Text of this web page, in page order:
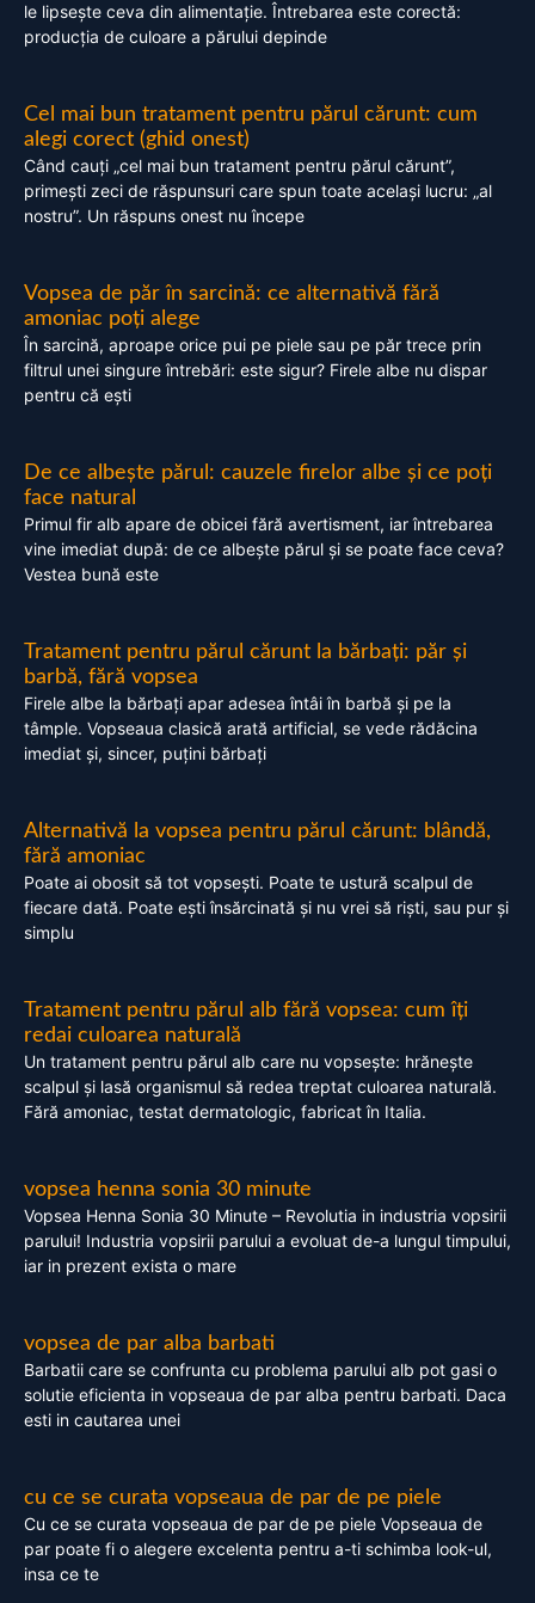
le lipsește ceva din alimentație. Întrebarea este corectă:
producția de culoare a părului depinde
Cel mai bun tratament pentru părul cărunt: cum
alegi corect (ghid onest)
Când cauți „cel mai bun tratament pentru părul cărunt”,
primești zeci de răspunsuri care spun toate același lucru: „al
nostru”. Un răspuns onest nu începe
Vopsea de păr în sarcină: ce alternativă fără
amoniac poți alege
În sarcină, aproape orice pui pe piele sau pe păr trece prin
filtrul unei singure întrebări: este sigur? Firele albe nu dispar
pentru că ești
De ce albește părul: cauzele firelor albe și ce poți
face natural
Primul fir alb apare de obicei fără avertisment, iar întrebarea
vine imediat după: de ce albește părul și se poate face ceva?
Vestea bună este
Tratament pentru părul cărunt la bărbați: păr și
barbă, fără vopsea
Firele albe la bărbați apar adesea întâi în barbă și pe la
tâmple. Vopseaua clasică arată artificial, se vede rădăcina
imediat și, sincer, puțini bărbați
Alternativă la vopsea pentru părul cărunt: blândă,
fără amoniac
Poate ai obosit să tot vopsești. Poate te ustură scalpul de
fiecare dată. Poate ești însărcinată și nu vrei să riști, sau pur și
simplu
Tratament pentru părul alb fără vopsea: cum îți
redai culoarea naturală
Un tratament pentru părul alb care nu vopsește: hrănește
scalpul și lasă organismul să redea treptat culoarea naturală.
Fără amoniac, testat dermatologic, fabricat în Italia.
vopsea henna sonia 30 minute
Vopsea Henna Sonia 30 Minute – Revolutia in industria vopsirii
parului! Industria vopsirii parului a evoluat de-a lungul timpului,
iar in prezent exista o mare
vopsea de par alba barbati
Barbatii care se confrunta cu problema parului alb pot gasi o
solutie eficienta in vopseaua de par alba pentru barbati. Daca
esti in cautarea unei
cu ce se curata vopseaua de par de pe piele
Cu ce se curata vopseaua de par de pe piele Vopseaua de
par poate fi o alegere excelenta pentru a-ti schimba look-ul,
insa ce te